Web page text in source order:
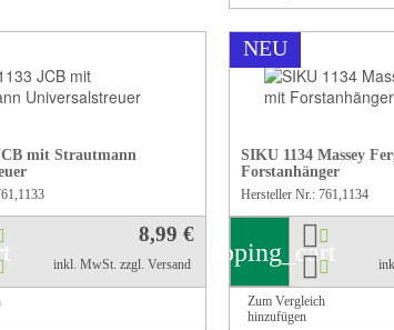
mit Strautmann
8,99 €
inkl. MwSt. zzgl. Versand
NEU
SIKU 1134 Massey
Forstanhänger
Hersteller Nr.: 761,1134
shopping_cart
Zum Vergleich
hinzufügen